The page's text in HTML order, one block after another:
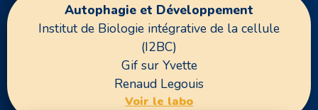
Autophagie et Développement
Institut de Biologie intégrative de la cellule
(I2BC)
Gif sur Yvette
Renaud Legouis
Voir le labo